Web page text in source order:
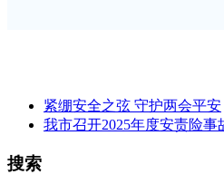
紧绷安全之弦 守护两会平安
我市召开2025年度安责险
搜索